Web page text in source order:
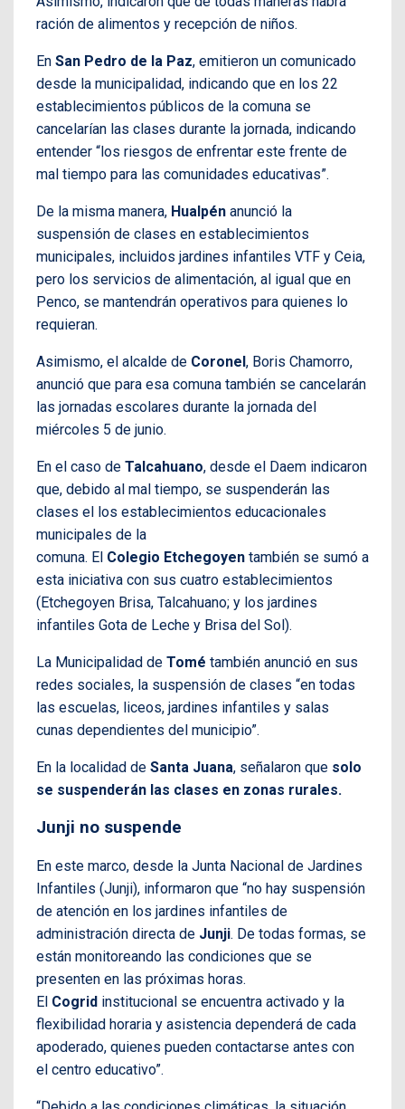
ración de alimentos y recepción de niños.
En San Pedro de la Paz, emitieron un comunicado
desde la municipalidad, indicando que en los 22
establecimientos públicos de la comuna se
cancelarían las clases durante la jornada, indicando
entender “los riesgos de enfrentar este frente de
mal tiempo para las comunidades educativas”.
De la misma manera, Hualpén anunció la
suspensión de clases en establecimientos
municipales, incluidos jardines infantiles VTF y Ceia,
pero los servicios de alimentación, al igual que en
Penco, se mantendrán operativos para quienes lo
requieran.
Asimismo, el alcalde de Coronel , Boris Chamorro,
anunció que para esa comuna también se cancelarán
las jornadas escolares durante la jornada del
miércoles 5 de junio.
En el caso de Talcahuano, desde el Daem indicaron
que, debido al mal tiempo, se suspenderán las
clases el los establecimientos educacionales
municipales de la
comuna. El Colegio Etchegoyen también se sumó a
esta iniciativa con sus cuatro establecimientos
(Etchegoyen Brisa, Talcahuano; y los jardines
infantiles Gota de Leche y Brisa del Sol).
La Municipalidad de Tomé también anunció en sus
redes sociales, la suspensión de clases “en todas
las escuelas, liceos, jardines infantiles y salas
cunas dependientes del municipio”.
En la localidad de Santa Juana, señalaron que solo
se suspenderán las clases en zonas rurales.
Junji no suspende
En este marco, desde la Junta Nacional de Jardines
Infantiles (Junji), informaron que “no hay suspensión
de atención en los jardines infantiles de
administración directa de Junji. De todas formas, se
están monitoreando las condiciones que se
presenten en las próximas horas.
El Cogrid institucional se encuentra activado y la
flexibilidad horaria y asistencia dependerá de cada
apoderado, quienes pueden contactarse antes con
el centro educativo”.